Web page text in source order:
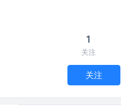
1
关注
关注